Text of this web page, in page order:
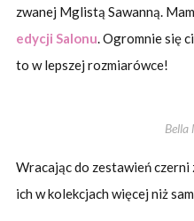
zwanej Mglistą Sawanną.
edycji Salonu. Ogromnie się
to w lepszej rozmiarówce!
Bella
Wracając do zestawień czerni
ich w kolekcjach więcej niż